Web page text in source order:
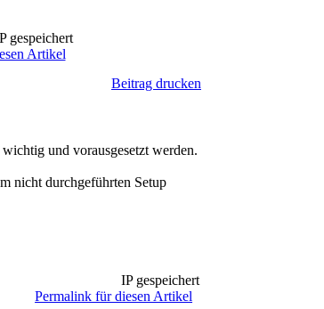
gespeichert
Artikel
Beitrag drucken
und vorausgesetzt werden.
nicht durchgeführten Setup
IP gespeichert
Permalink für diesen Artikel